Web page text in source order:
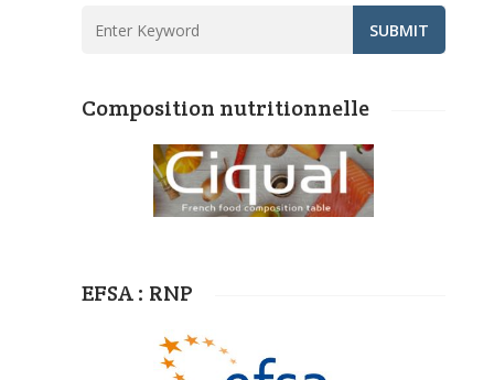
Composition nutritionnelle
EFSA : RNP